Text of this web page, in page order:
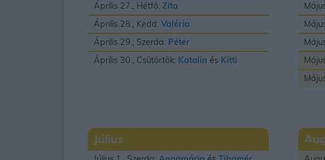
Április 27., Hétfő: Zita
Április 28., Kedd: Valéria
Április 29., Szerda: Péter
Április 30., Csütörtök: Katalin és Kitti
Július